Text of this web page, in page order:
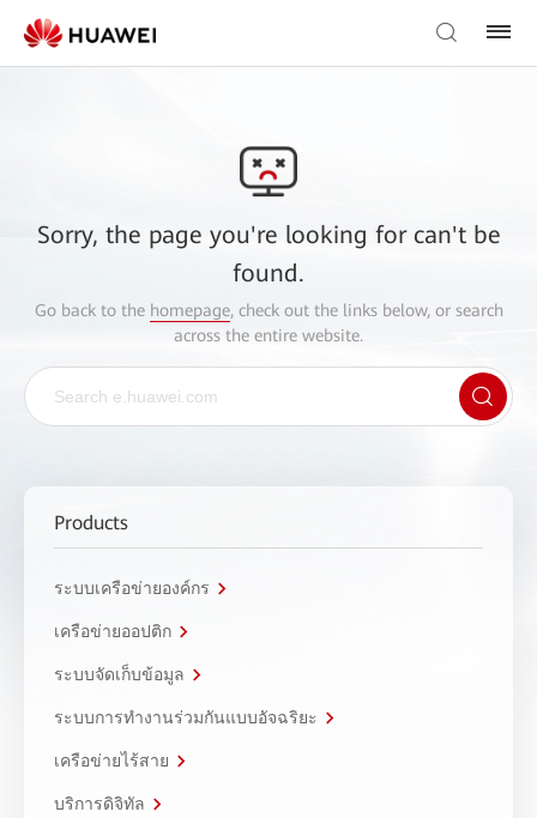
Sorry, the page you're looking for can't be
found.
Go back to the homepage, check out the links below, or search
across the entire website.
Products
ระบบเครือข่ายองค์กร
เครือข่ายออปติก
ระบบจัดเก็บข้อมูล
ระบบการทำงานร่วมกันแบบอัจฉริยะ
เครือข่ายไร้สาย
บริการดิจิทัล